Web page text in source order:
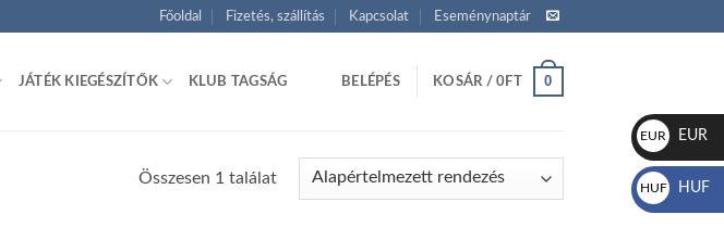
Főoldal Fizetés, szállítás Kapcsolat Eseménynaptár
JÁTÉK KIEGÉSZÍTŐK KLUB TAGSÁG BELÉPÉS KOSÁR /0FT 0
Összesen 1 találat
EUR
€
EUR
HUF
Ft
HUF